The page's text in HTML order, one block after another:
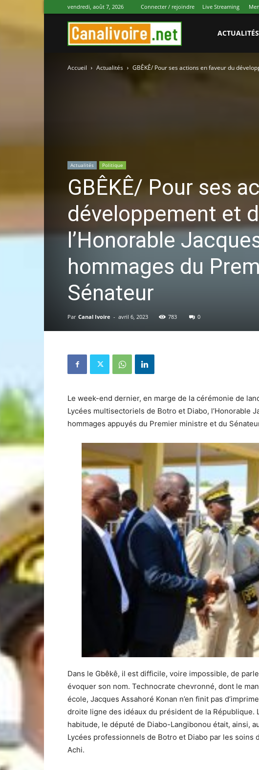
vendredi, août 7, 2026 Connecter / rejoindre Live Streaming
Ivoire
ACTUALITÉS
Accueil Actualités GBÊKÊ/ Pour ses actions en faveur du
Actualités Politique
GBÊKÊ/ Pour ses
développement et
l’Honorable
hommages du
Sénateur
Par Canal Ivoire - avril 6, 2023 783 0
Le week-end dernier, en marge de la cérémonie de
Lycées multisectoriels de Botro et Diabo, l’Honorable
hommages appuyés du Premier ministre et du
Dans le Gbêkê, il est difficile, voire impossible, de
évoquer son nom. Technocrate chevronné, dont le
école, Jacques Assahoré Konan n’en finit pas
droite ligne des idéaux du président de la République.
habitude, le député de Diabo-Langibonou était, ainsi,
Lycées professionnels de Botro et Diabo par les soins
Achi.